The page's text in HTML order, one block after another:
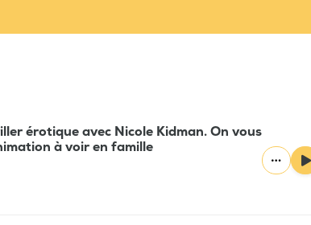
érotique avec Nicole Kidman. On vous
à voir en famille